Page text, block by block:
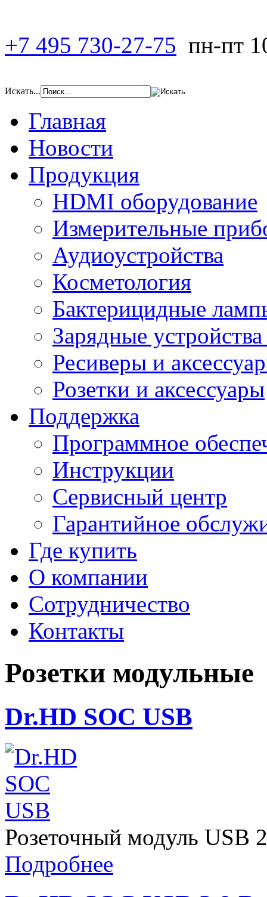
+7 495 730-27-75 пн-пт
Искать...
Главная
Новости
Продукция
HDMI оборудование
Измерительные
Аудиоустройства
Косметология
Бактерицидные
Зарядные
Ресиверы и
Розетки и аксессуары
Поддержка
Программное
Инструкции
Сервисный центр
Гарантийное
Где купить
О компании
Сотрудничество
Контакты
Розетки модульные
Dr.HD SOC USB
Розеточный модуль USB
Подробнее